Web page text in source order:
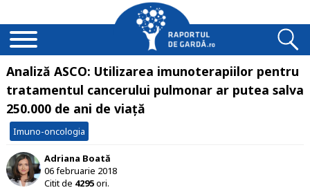
Analiză ASCO: Utilizarea imunoterapiilor pentru
tratamentul cancerului pulmonar ar putea salva
250.000 de ani de viață
Imuno-oncologia
Adriana Boată
06 februarie 2018
Citit de 4295ori.